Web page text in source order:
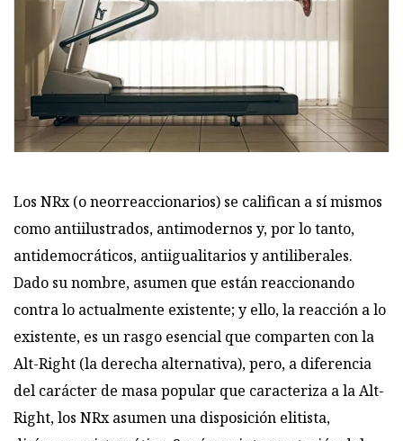
Los NRx (o neorreaccionarios) se califican a sí mismos
como antiilustrados, antimodernos y, por lo tanto,
antidemocráticos, antiigualitarios y antiliberales.
Dado su nombre, asumen que están reaccionando
contra lo actualmente existente; y ello, la reacción a lo
existente, es un rasgo esencial que comparten con la
Alt-Right (la derecha alternativa), pero, a diferencia
del carácter de masa popular que caracteriza a la Alt-
Right, los NRx asumen una disposición elitista,